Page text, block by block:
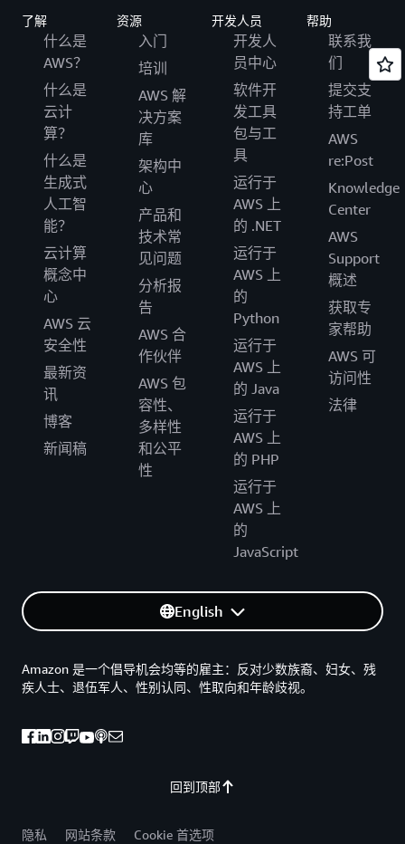
了解
什么是
AWS？
什么是
云计
算？
什么是
生成式
人工智
能？
云计算
概念中
心
AWS 云
安全性
最新资
讯
博客
新闻稿
资源
入门
培训
AWS 解
决方案
库
架构中
心
产品和
技术常
见问题
分析报
告
AWS 合
作伙伴
AWS 包
容性、
多样性
和公平
性
开发人员
开发人
员中心
软件开
发工具
包与工
具
运行于
AWS 上
的 .NET
运行于
AWS 上
的
Python
运行于
AWS 上
的 Java
运行于
AWS 上
的 PHP
运行于
AWS 上
的
JavaScript
帮助
联系我
们
提交支
持工单
AWS
re:Post
Knowledge
Center
AWS
Support
概述
获取专
家帮助
AWS 可
访问性
法律
English
回到顶部
Amazon 是一个倡导机会均等的雇主：反对少数族裔、妇女、残
疾人士、退伍军人、性别认同、性取向和年龄歧视。
隐私 网站条款 Cookie 首选项